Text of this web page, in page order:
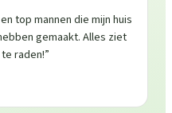
top mannen die mijn huis
gemaakt. Alles ziet
raden!”